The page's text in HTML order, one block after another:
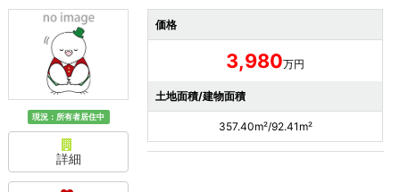
現況：所有者居住中
詳細
価格
3,980万円
土地面積/建物面積
357.40m²/92.41m²